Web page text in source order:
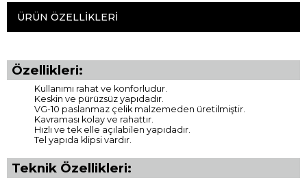
ÜRÜN ÖZELLIKLERI
Özellikleri:
Kullanımı rahat ve konforludur.
Keskin ve pürüzsüz yapıdadır.
VG-10 paslanmaz çelik malzemeden üretilmiştir.
Kavraması kolay ve rahattır.
Hızlı ve tek elle açılabilen yapıdadır.
Tel yapıda klipsi vardır.
Teknik Özellikleri: